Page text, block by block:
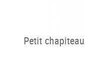
Petit